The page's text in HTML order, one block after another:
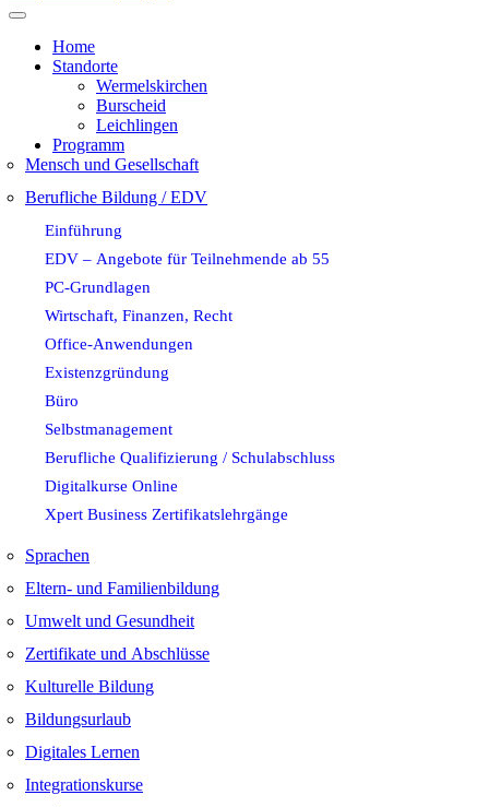
Home
Standorte
Wermelskirchen
Burscheid
Leichlingen
Programm
Mensch und Gesellschaft
Berufliche Bildung / EDV
Einführung
EDV – Angebote für Teilnehmende ab 55
PC-Grundlagen
Wirtschaft, Finanzen, Recht
Office-Anwendungen
Existenzgründung
Büro
Selbstmanagement
Berufliche Qualifizierung / Schulabschluss
Digitalkurse Online
Xpert Business Zertifikatslehrgänge
Sprachen
Eltern- und Familienbildung
Umwelt und Gesundheit
Zertifikate und Abschlüsse
Kulturelle Bildung
Bildungsurlaub
Digitales Lernen
Integrationskurse